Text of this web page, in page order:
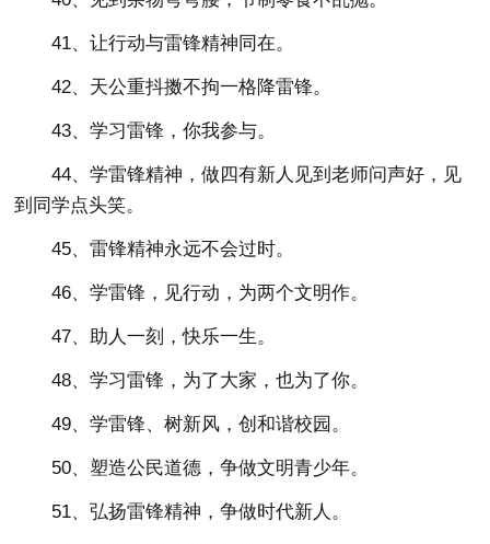
41、让行动与雷锋精神同在。
42、天公重抖擞不拘一格降雷锋。
43、学习雷锋，你我参与。
44、学雷锋精神，做四有新人见到老师问声好，见
到同学点头笑。
45、雷锋精神永远不会过时。
46、学雷锋，见行动，为两个文明作。
47、助人一刻，快乐一生。
48、学习雷锋，为了大家，也为了你。
49、学雷锋、树新风，创和谐校园。
50、塑造公民道德，争做文明青少年。
51、弘扬雷锋精神，争做时代新人。